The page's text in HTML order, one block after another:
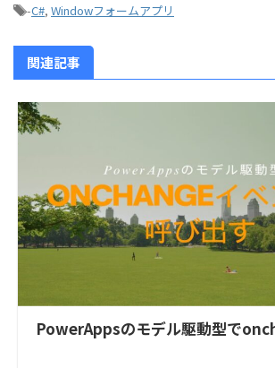
-C#, Windowフォームアプリ
関連記事
PowerAppsのモデル駆動型で